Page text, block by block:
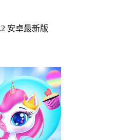
安卓最新版